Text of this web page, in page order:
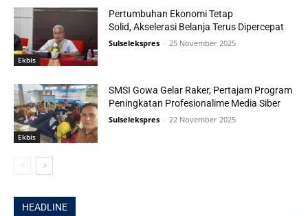
Ekbis
Pertumbuhan Ekonomi Tetap
Solid, Akselerasi Belanja Terus Dipercepat
Sulselekspres - 25 November 2025
Ekbis
SMSI Gowa Gelar Raker, Pertajam Program
Peningkatan Profesionalime Media Siber
Sulselekspres - 22 November 2025
HEADLINE